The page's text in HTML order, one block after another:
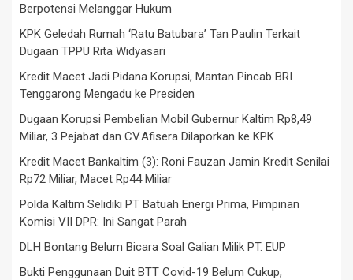
Berpotensi Melanggar Hukum
KPK Geledah Rumah ‘Ratu Batubara’ Tan Paulin Terkait
Dugaan TPPU Rita Widyasari
Kredit Macet Jadi Pidana Korupsi, Mantan Pincab BRI
Tenggarong Mengadu ke Presiden
Dugaan Korupsi Pembelian Mobil Gubernur Kaltim Rp8,49
Miliar, 3 Pejabat dan CV.Afisera Dilaporkan ke KPK
Kredit Macet Bankaltim (3): Roni Fauzan Jamin Kredit Senilai
Rp72 Miliar, Macet Rp44 Miliar
Polda Kaltim Selidiki PT Batuah Energi Prima, Pimpinan
Komisi VII DPR: Ini Sangat Parah
DLH Bontang Belum Bicara Soal Galian Milik PT. EUP
Bukti Penggunaan Duit BTT Covid-19 Belum Cukup,